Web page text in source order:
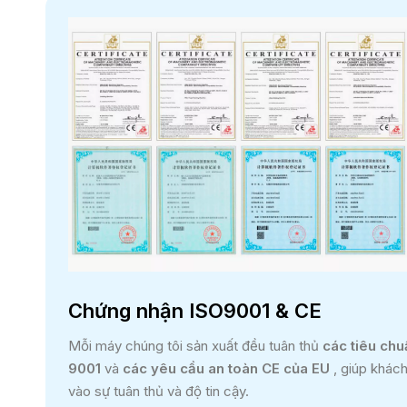
Chứng nhận ISO9001 & CE
Mỗi máy chúng tôi sản xuất đều tuân thủ các tiêu
9001 và các yêu cầu an toàn CE của EU , giúp
vào sự tuân thủ và độ tin cậy.